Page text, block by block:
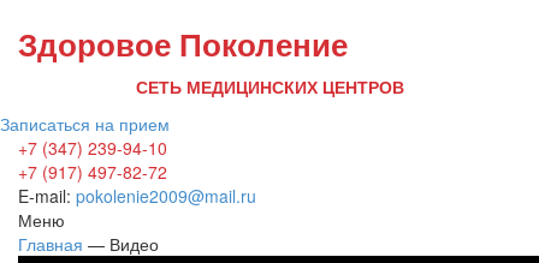
Здоровое Поколение
СЕТЬ МЕДИЦИНСКИХ ЦЕНТРОВ
Записаться на прием
+7 (347) 239-94-10
+7 (917) 497-82-72
E-mail: pokolenie2009@mail.ru
Меню
Главная — Видео